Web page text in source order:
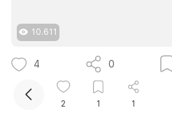
10.611
4 0
30 mẫu bàn làm việc trong
cách bố trí thông minh cho
2 1 1